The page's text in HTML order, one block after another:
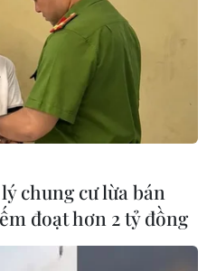
chung cư lừa bán
đoạt hơn 2 tỷ đồng